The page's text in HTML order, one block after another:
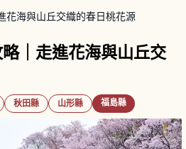
花海與山丘交織的春日桃花源
｜走進花海與山丘交
秋田縣 山形縣 福島縣